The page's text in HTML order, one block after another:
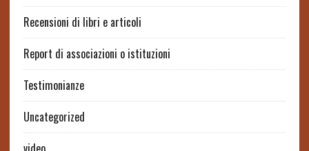
Recensioni di libri e articoli
Report di associazioni o istituzioni
Testimonianze
Uncategorized